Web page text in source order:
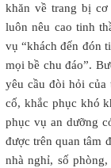
khăn về trang bị
luôn nêu cao tinh
vụ “khách đến đón
mọi bề chu đáo”.
yêu cầu đòi hỏi
cố, khắc phục khó
phục vụ an dưỡng
được trên quan tâm
nhà nghỉ, số